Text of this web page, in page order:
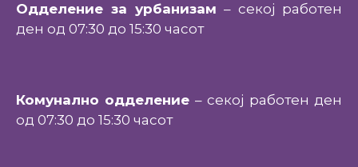
Одделение за урбанизам – секој работен
ден од 07:30 до 15:30 часот
Комунално одделение – секој работен ден
од 07:30 до 15:30 часот